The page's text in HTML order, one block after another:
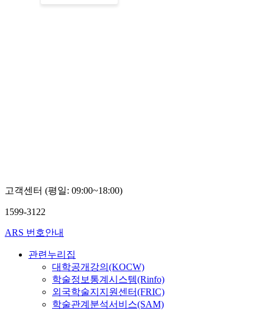
고객센터 (평일: 09:00~18:00)
1599-3122
ARS 번호안내
관련누리집
대학공개강의(KOCW)
학술정보통계시스템(Rinfo)
외국학술지지원센터(FRIC)
학술관계분석서비스(SAM)